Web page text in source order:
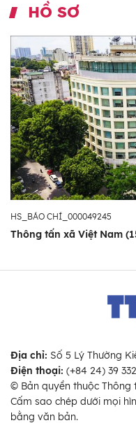
HỒ SƠ
HS_BÁO CHÍ_000049245
Thông tấn xã Việt Nam
Địa chỉ: Số 5 Lý Thường
Điện thoại: (+84 24) 39
© Bản quyền thuộc Thông
Cấm sao chép dưới mọi
bằng văn bản.